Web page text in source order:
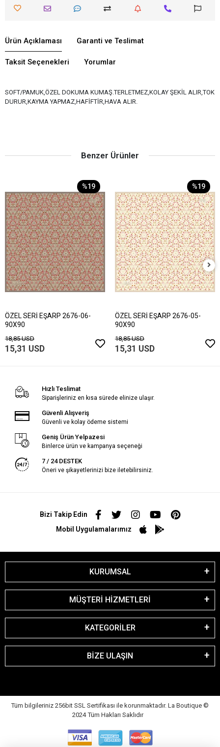
Ürün Açıklaması Garanti ve Teslimat
Taksit Seçenekleri Yorumlar
SOFT/PAMUK,ÖZEL DOKUMA KUMAŞ.TERLETMEZ,KOLAY ŞEKİL ALIR,TOK
DURUR,KAYMA YAPMAZ,HAFİFTİR,HAVA ALIR.
Benzer Ürünler
%19
ÖZEL SERİ EŞARP 2676-06-
90X90
18,85 USD
15,31 USD
%19
ÖZEL SERİ EŞARP 2676-05-
90X90
18,85 USD
15,31 USD
Hızlı Teslimat
Siparişleriniz en kısa sürede elinize ulaşır.
Güvenli Alışveriş
Güvenli ve kolay ödeme sistemi
Geniş Ürün Yelpazesi
Binlerce ürün ve kampanya seçeneği
7 / 24 DESTEK
Öneri ve şikayetlerinizi bize iletebilirsiniz.
Bizi Takip Edin
Mobil Uygulamalarımız
KURUMSAL
MÜŞTERİ HİZMETLERİ
KATEGORİLER
BİZE ULAŞIN
Tüm bilgileriniz 256bit SSL Sertifikası ile korunmaktadır. La Boutique ©
2024 Tüm Hakları Saklıdır